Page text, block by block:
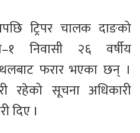
ट्रिपर चालक दाङको
निवासी २६ वर्षीय
फरार भएका छन् ।
रहेको सूचना अधिकारी
दिए ।